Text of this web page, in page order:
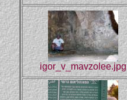
igor_v_mavzolee.jpg